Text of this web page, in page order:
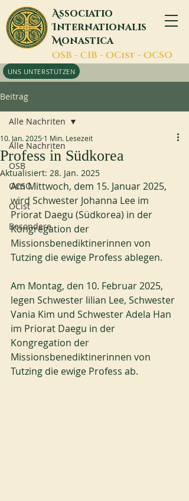
Associatio
Internationalis
Monastica
OSB - CIB - OCist - OCSO
UNS UNTERSTÜTZEN
Beitrag
Alle Nachriten
OSB
OCSO
OCist
Besondere
Alle Nachriten
Profess in Südkorea
10. Jan. 2025 1 Min. Lesezeit
Aktualisiert: 28. Jan. 2025
Am Mittwoch, dem 15. Januar 2025,
wird Schwester Johanna Lee im
Priorat Daegu (Südkorea) in der
Kongregation der
Missionsbenediktinerinnen von
Tutzing die ewige Profess ablegen.
Am Montag, den 10. Februar 2025,
legen Schwester lilian Lee, Schwester
Vania Kim und Schwester Adela Han
im Priorat Daegu in der
Kongregation der
Missionsbenediktinerinnen von
Tutzing die ewige Profess ab.